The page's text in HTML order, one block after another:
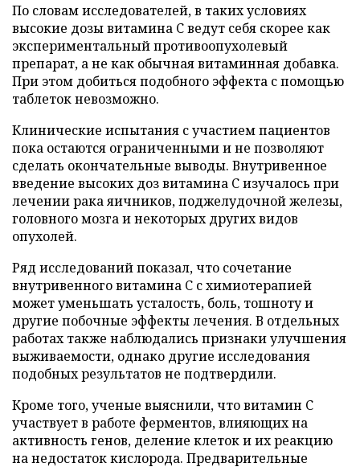
По словам исследователей, в таких условиях
высокие дозы витамина C ведут себя скорее как
экспериментальный противоопухолевый
препарат, а не как обычная витаминная добавка.
При этом добиться подобного эффекта с помощью
таблеток невозможно.
Клинические испытания с участием пациентов
пока остаются ограниченными и не позволяют
сделать окончательные выводы. Внутривенное
введение высоких доз витамина C изучалось при
лечении рака яичников, поджелудочной железы,
головного мозга и некоторых других видов
опухолей.
Ряд исследований показал, что сочетание
внутривенного витамина C с химиотерапией
может уменьшать усталость, боль, тошноту и
другие побочные эффекты лечения. В отдельных
работах также наблюдались признаки улучшения
выживаемости, однако другие исследования
подобных результатов не подтвердили.
Кроме того, ученые выяснили, что витамин C
участвует в работе ферментов, влияющих на
активность генов, деление клеток и их реакцию
на недостаток кислорода. Предварительные